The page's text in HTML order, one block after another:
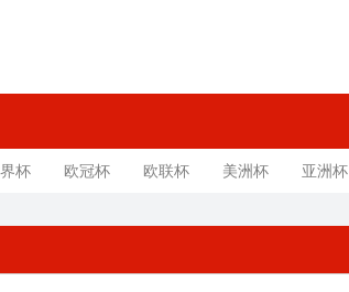
杯 欧冠杯 欧联杯 美洲杯 亚洲杯